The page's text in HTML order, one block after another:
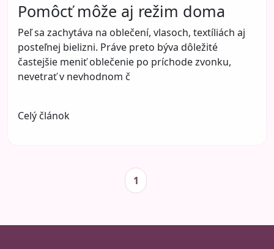
Pomôcť môže aj režim doma
Peľ sa zachytáva na oblečení, vlasoch, textíliách aj
posteľnej bielizni. Práve preto býva dôležité
častejšie meniť oblečenie po príchode zvonku,
nevetrať v nevhodnom č
Celý článok
1